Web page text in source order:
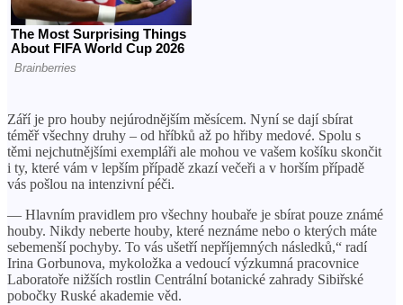
Září je pro houby nejúrodnějším měsícem. Nyní se dají sbírat
téměř všechny druhy – od hříbků až po hřiby medové. Spolu s
těmi nejchutnějšími exempláři ale mohou ve vašem košíku skončit
i ty, které vám v lepším případě zkazí večeři a v horším případě
vás pošlou na intenzivní péči.
— Hlavním pravidlem pro všechny houbaře je sbírat pouze známé
houby. Nikdy neberte houby, které neznáme nebo o kterých máte
sebemenší pochyby. To vás ušetří nepříjemných následků,“ radí
Irina Gorbunova, mykoložka a vedoucí výzkumná pracovnice
Laboratoře nižších rostlin Centrální botanické zahrady Sibiřské
pobočky Ruské akademie věd.